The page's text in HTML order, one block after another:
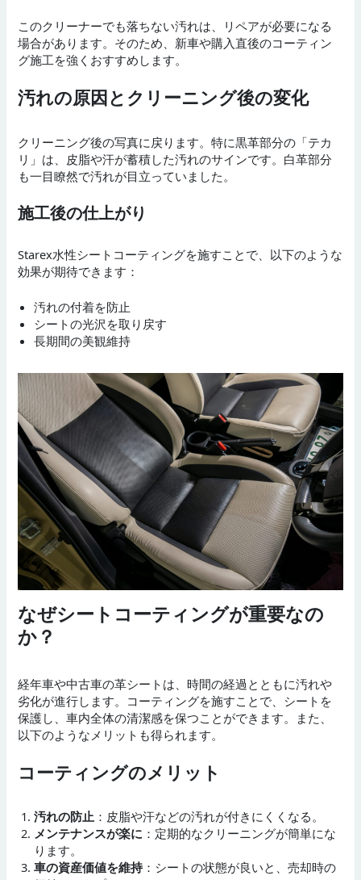
このクリーナーでも落ちない汚れは、リペアが必要になる
場合があります。そのため、新車や購入直後のコーティン
グ施工を強くおすすめします。
汚れの原因とクリーニング後の変化
クリーニング後の写真に戻ります。特に黒革部分の「テカ
リ」は、皮脂や汗が蓄積した汚れのサインです。白革部分
も一目瞭然で汚れが目立っていました。
施工後の仕上がり
Starex水性シートコーティングを施すことで、以下のような
効果が期待できます：
汚れの付着を防止
シートの光沢を取り戻す
長期間の美観維持
なぜシートコーティングが重要なの
か？
経年車や中古車の革シートは、時間の経過とともに汚れや
劣化が進行します。コーティングを施すことで、シートを
保護し、車内全体の清潔感を保つことができます。また、
以下のようなメリットも得られます。
コーティングのメリット
汚れの防止 ：皮脂や汗などの汚れが付きにくくなる。
メンテナンスが楽に ：定期的なクリーニングが簡単にな
ります。
車の資産価値を維持：シートの状態が良いと、売却時の